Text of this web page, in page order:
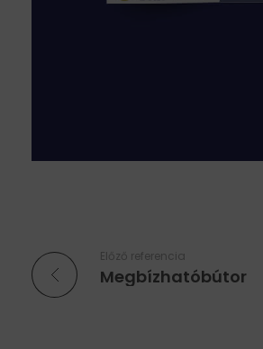
Előző referencia
Megbízhatóbútor